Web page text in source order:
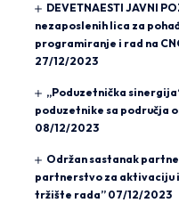
DEVETNAESTI JAVNI
nezaposlenih lica za
programiranje i rad na
27/12/2023
„Poduzetnička
poduzetnike sa područja
08/12/2023
Održan sastanak
partnerstvo za aktivaciju
tržište rada” 07/12/2023